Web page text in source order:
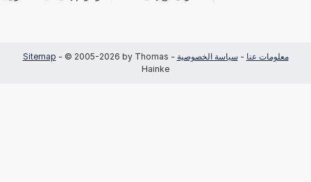
معلومات عنا - سياسة الخصوصية -
Sitemap - © 2005-2026 by Thomas
Hainke